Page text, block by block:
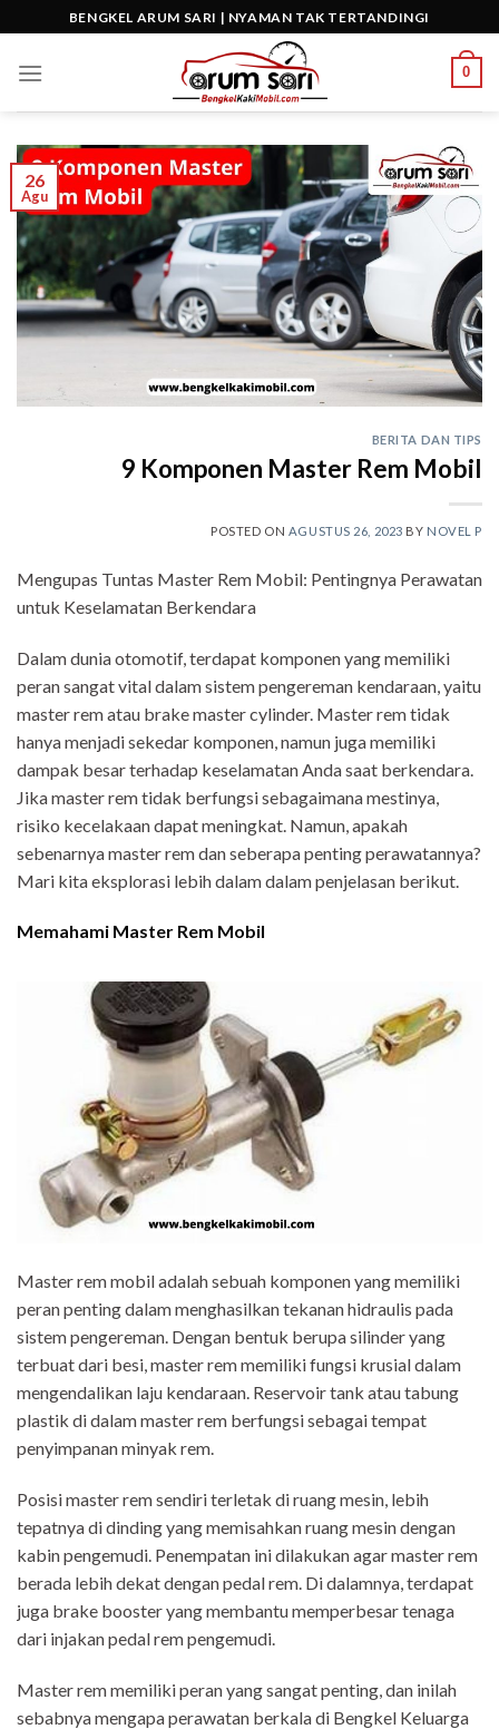
to
content
BENGKEL ARUM SARI | NYAMAN TAK TERTANDINGI
0
26
Agu
BERITA DAN TIPS
9 Komponen Master Rem Mobil
POSTED ON AGUSTUS 26, 2023 BY NOVEL P
Mengupas Tuntas Master Rem Mobil: Pentingnya Perawatan
untuk Keselamatan Berkendara
Dalam dunia otomotif, terdapat komponen yang memiliki
peran sangat vital dalam sistem pengereman kendaraan, yaitu
master rem atau brake master cylinder. Master rem tidak
hanya menjadi sekedar komponen, namun juga memiliki
dampak besar terhadap keselamatan Anda saat berkendara.
Jika master rem tidak berfungsi sebagaimana mestinya,
risiko kecelakaan dapat meningkat. Namun, apakah
sebenarnya master rem dan seberapa penting perawatannya?
Mari kita eksplorasi lebih dalam dalam penjelasan berikut.
Memahami Master Rem Mobil
Master rem mobil adalah sebuah komponen yang memiliki
peran penting dalam menghasilkan tekanan hidraulis pada
sistem pengereman. Dengan bentuk berupa silinder yang
terbuat dari besi, master rem memiliki fungsi krusial dalam
mengendalikan laju kendaraan. Reservoir tank atau tabung
plastik di dalam master rem berfungsi sebagai tempat
penyimpanan minyak rem.
Posisi master rem sendiri terletak di ruang mesin, lebih
tepatnya di dinding yang memisahkan ruang mesin dengan
kabin pengemudi. Penempatan ini dilakukan agar master rem
berada lebih dekat dengan pedal rem. Di dalamnya, terdapat
juga brake booster yang membantu memperbesar tenaga
dari injakan pedal rem pengemudi.
Master rem memiliki peran yang sangat penting, dan inilah
sebabnya mengapa perawatan berkala di Bengkel Keluarga